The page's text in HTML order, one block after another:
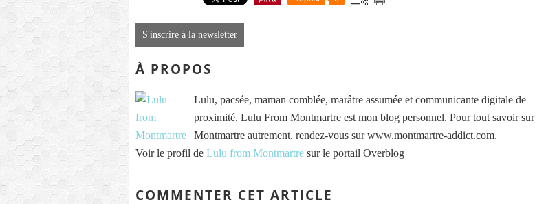
S'inscrire à la newsletter
À PROPOS
Lulu, pacsée, maman comblée, marâtre assumée et communicante digitale de
proximité. Lulu From Montmartre est mon blog personnel. Pour tout savoir sur
Montmartre autrement, rendez-vous sur www.montmartre-addict.com.
Voir le profil de Lulu from Montmartre sur le portail Overblog
COMMENTER CET ARTICLE